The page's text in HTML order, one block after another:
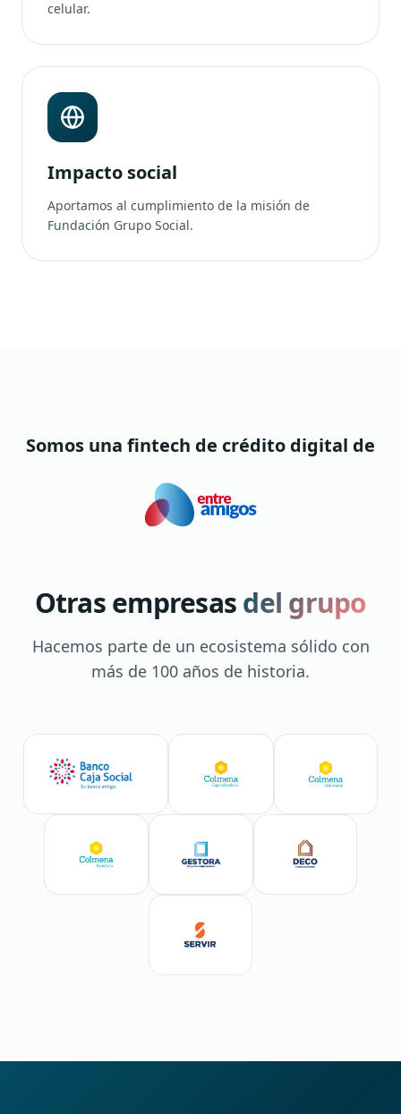
celular.
Impacto social
Aportamos al cumplimiento de la misión de
Fundación Grupo Social.
Somos una fintech de crédito digital de
Otras empresasdel grupo
Hacemos parte de un ecosistema sólido con
más de 100 años de historia.